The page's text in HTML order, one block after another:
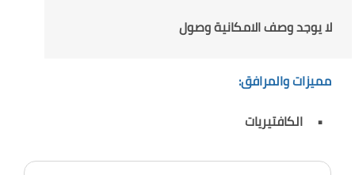
لا يوجد وصف الامكانية وصول
مميزات والمرافق:
الكافتيريات